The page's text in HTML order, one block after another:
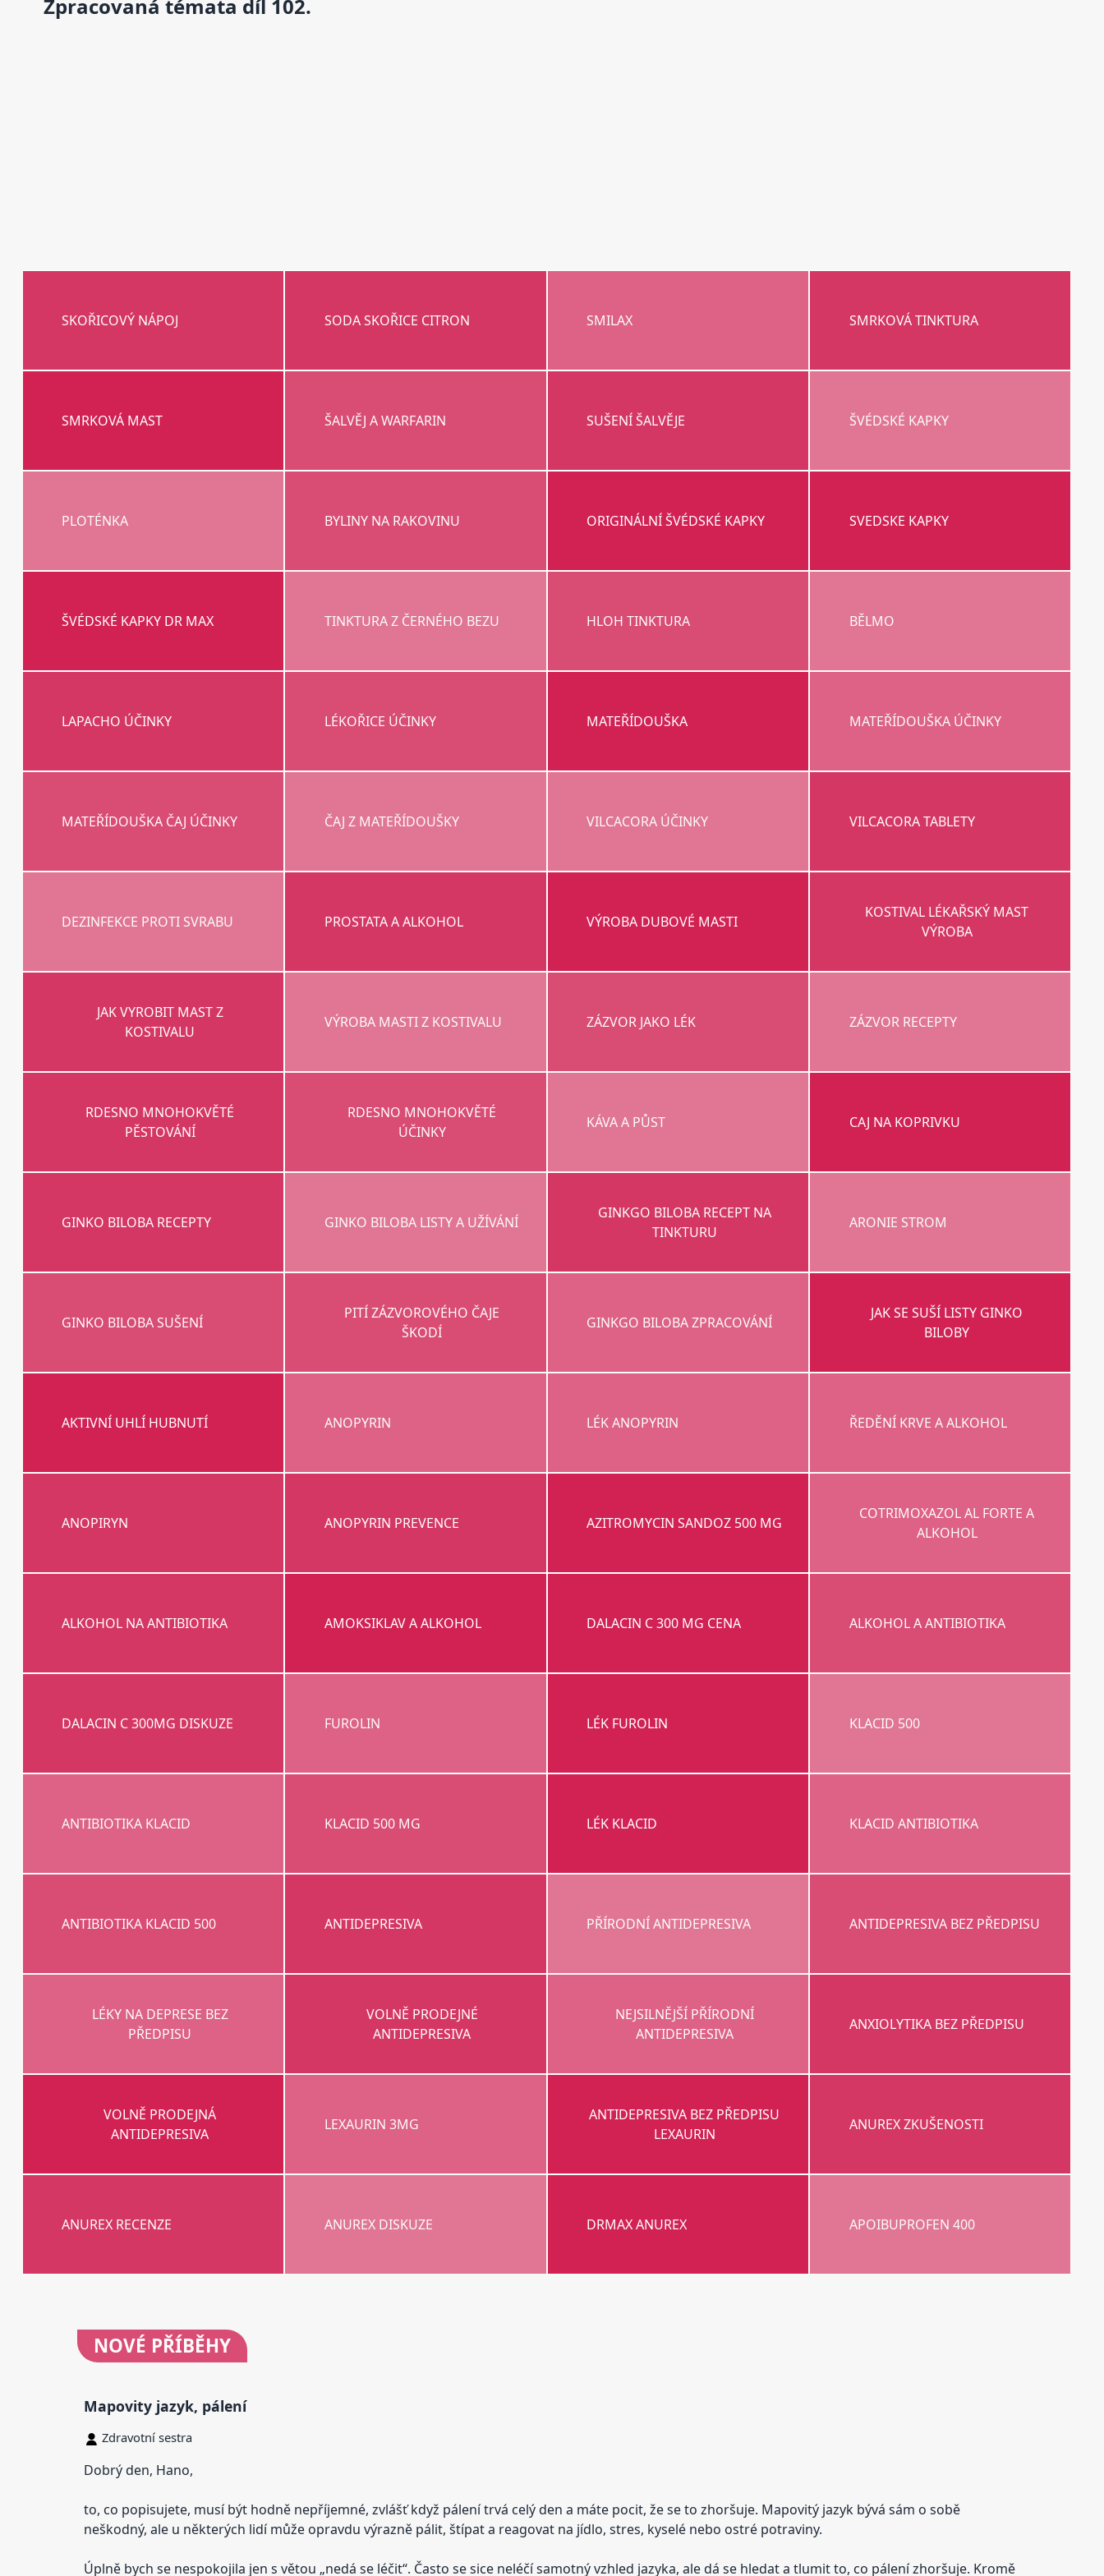
Zpracovaná témata díl 102.
SKOŘICOVÝ NÁPOJ SODA SKOŘICE CITRON SMILAX SMRKOVÁ TINKTURA
SMRKOVÁ MAST ŠALVĚJ A WARFARIN SUŠENÍ ŠALVĚJE ŠVÉDSKÉ KAPKY
PLOTÉNKA BYLINY NA RAKOVINU ORIGINÁLNÍ ŠVÉDSKÉ KAPKY SVEDSKE KAPKY
ŠVÉDSKÉ KAPKY DR MAX TINKTURA Z ČERNÉHO BEZU HLOH TINKTURA BĚLMO
LAPACHO ÚČINKY LÉKOŘICE ÚČINKY MATEŘÍDOUŠKA MATEŘÍDOUŠKA ÚČINKY
MATEŘÍDOUŠKA ČAJ ÚČINKY ČAJ Z MATEŘÍDOUŠKY VILCACORA ÚČINKY VILCACORA TABLETY
DEZINFEKCE PROTI SVRABU PROSTATA A ALKOHOL VÝROBA DUBOVÉ MASTI
KOSTIVAL LÉKAŘSKÝ MAST
VÝROBA
JAK VYROBIT MAST Z
KOSTIVALU
VÝROBA MASTI Z KOSTIVALU ZÁZVOR JAKO LÉK ZÁZVOR RECEPTY
RDESNO MNOHOKVĚTÉ
PĚSTOVÁNÍ
RDESNO MNOHOKVĚTÉ
ÚČINKY
KÁVA A PŮST CAJ NA KOPRIVKU
GINKO BILOBA RECEPTY GINKO BILOBA LISTY A UŽÍVÁNÍ
GINKGO BILOBA RECEPT NA
TINKTURU
ARONIE STROM
GINKO BILOBA SUŠENÍ
PITÍ ZÁZVOROVÉHO ČAJE
ŠKODÍ
GINKGO BILOBA ZPRACOVÁNÍ
JAK SE SUŠÍ LISTY GINKO
BILOBY
AKTIVNÍ UHLÍ HUBNUTÍ ANOPYRIN LÉK ANOPYRIN ŘEDĚNÍ KRVE A ALKOHOL
ANOPIRYN ANOPYRIN PREVENCE AZITROMYCIN SANDOZ 500 MG
COTRIMOXAZOL AL FORTE A
ALKOHOL
ALKOHOL NA ANTIBIOTIKA AMOKSIKLAV A ALKOHOL DALACIN C 300 MG CENA ALKOHOL A ANTIBIOTIKA
DALACIN C 300MG DISKUZE FUROLIN LÉK FUROLIN KLACID 500
ANTIBIOTIKA KLACID KLACID 500 MG LÉK KLACID KLACID ANTIBIOTIKA
ANTIBIOTIKA KLACID 500 ANTIDEPRESIVA PŘÍRODNÍ ANTIDEPRESIVA ANTIDEPRESIVA BEZ PŘEDPISU
LÉKY NA DEPRESE BEZ
PŘEDPISU
VOLNĚ PRODEJNÉ
ANTIDEPRESIVA
NEJSILNĚJŠÍ PŘÍRODNÍ
ANTIDEPRESIVA
ANXIOLYTIKA BEZ PŘEDPISU
VOLNĚ PRODEJNÁ
ANTIDEPRESIVA
LEXAURIN 3MG
ANTIDEPRESIVA BEZ PŘEDPISU
LEXAURIN
ANUREX ZKUŠENOSTI
ANUREX RECENZE ANUREX DISKUZE DRMAX ANUREX APOIBUPROFEN 400
NOVÉ PŘÍBĚHY
Mapovity jazyk, pálení
Zdravotní sestra
Dobrý den, Hano,
to, co popisujete, musí být hodně nepříjemné, zvlášť když pálení trvá celý den a máte pocit, že se to zhoršuje. Mapovitý jazyk bývá sám o sobě
neškodný, ale u některých lidí může opravdu výrazně pálit, štípat a reagovat na jídlo, stres, kyselé nebo ostré potraviny.
Úplně bych se nespokojila jen s větou „nedá se léčit“. Často se sice neléčí samotný vzhled jazyka, ale dá se hledat a tlumit to, co pálení zhoršuje. Kromě